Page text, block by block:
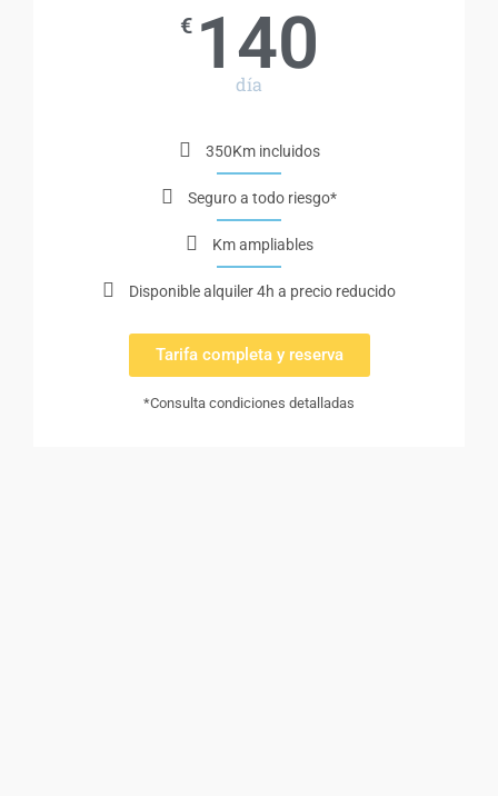
€ 140
día
350Km incluidos
Seguro a todo riesgo*
Km ampliables
Disponible alquiler 4h a precio reducido
Tarifa completa y reserva
*Consulta condiciones detalladas